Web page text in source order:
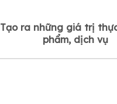
Tạo ra những giá trị
phẩm, dịch vụ